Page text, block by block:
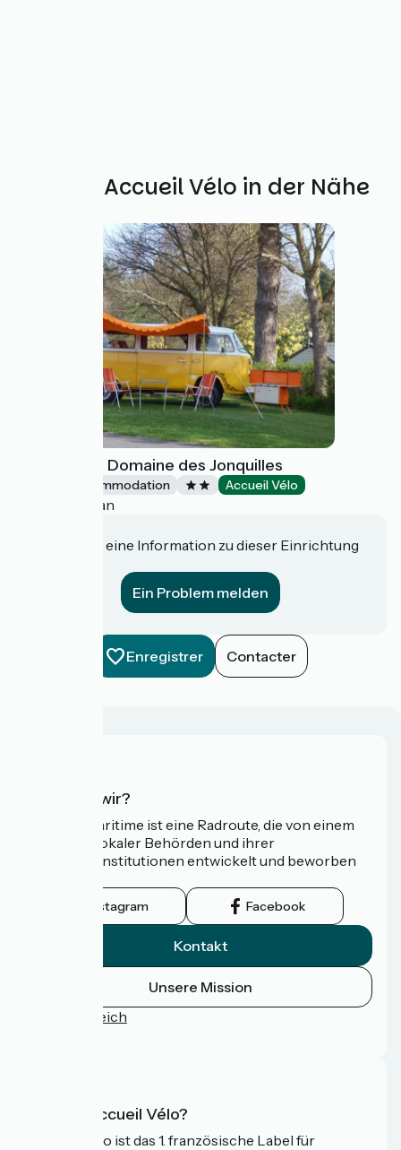
Weitere Accueil Vélo in der Nähe
Camping Le Domaine des Jonquilles
Unusual accommodation Accueil Vélo
Saint-Alban
Haben Sie eine Information zu dieser Einrichtung
Ein Problem melden
Enregistrer Contacter
Wer sind wir?
Die Vélomaritime ist eine Radroute, die von einem
Netzwerk lokaler Behörden und ihrer
Tourismusinstitutionen entwickelt und beworben
Instagram Facebook
Kontakt
Unsere Mission
Pressebereich
Was ist Accueil Vélo?
Accueil Vélo ist das 1. französische Label für